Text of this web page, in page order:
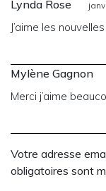
Lynda Rose
J’aime les
Mylène Gagnon
Merci j’aime
Votre adresse
obligatoires sont